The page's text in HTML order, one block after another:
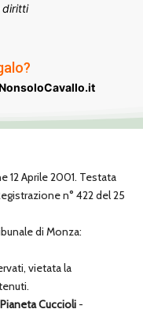
diritti
12 Aprile 2001. Testata
n° 422 del 25
di Monza:
vietata la
Pianeta Cuccioli -